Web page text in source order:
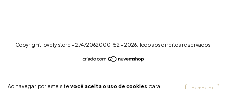
Ao navegar por este site você aceita o uso de cookies para
Copyright lovely store - 27472062000152 - 2026. Todos os direitos reservados.